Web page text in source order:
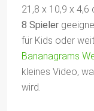
21,8 x 10,9 x 4,6
8 Spieler
für Kids oder
Bananagrams
kleines Video,
wird.